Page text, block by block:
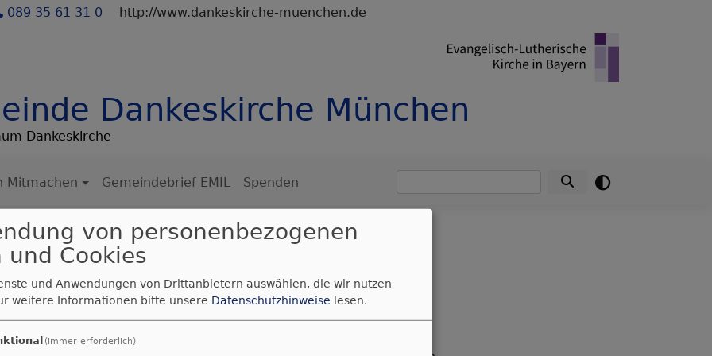
089 35 61 31 0 http://www.dankeskirche-muenchen.de
Dankeskirche München
Dankeskirche
Mitmachen Gemeindebrief EMIL Spenden
Datenverarbeitung
von personenbezogenen
und Cookies
und Anwendungen von Drittanbietern auswählen, die wir nutzen
weitere Informationen bitte unsere Datenschutzhinweise lesen.
(immer erforderlich)